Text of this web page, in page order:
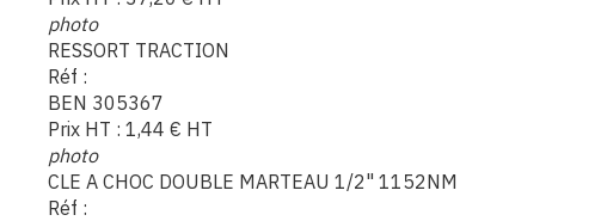
photo
RESSORT TRACTION
Réf :
BEN 305367
Prix HT : 1,44 € HT
photo
CLE A CHOC DOUBLE MARTEAU 1/2" 1152NM
Réf :